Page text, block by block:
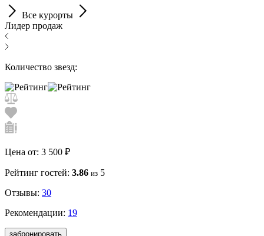
Все курорты
Лидер продаж
Количество звезд:
Цена от: 3 500 ₽
Рейтинг гостей: 3.86 из 5
Отзывы: 30
Рекомендации: 19
забронировать